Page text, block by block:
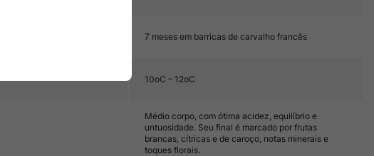
7 meses em barricas de carvalho francês
10oC – 12oC
Médio corpo, com ótima acidez, equilíbrio e
untuosidade. Seu final é marcado por frutas
brancas, cítricas e de caroço, notas minerais e
toques florais.